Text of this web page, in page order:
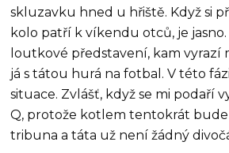
skluzavku hned u hřiště. Když si
kolo patří k víkendu otců, je
loutkové představení, kam vyrazí
já s tátou hurá na fotbal. V této
situace. Zvlášť, když se mi podaří
Q, protože kotlem tentokrát
tribuna a táta už není žádný